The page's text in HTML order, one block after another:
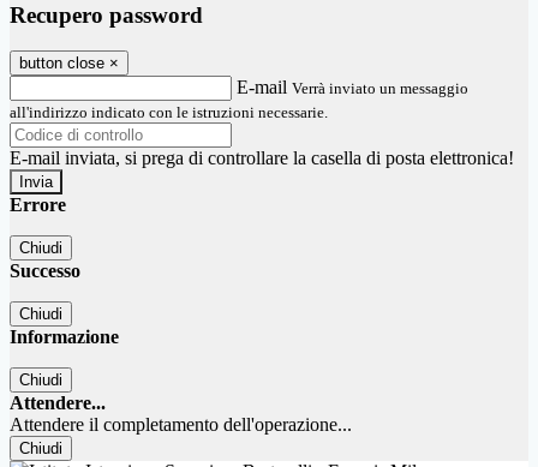
Recupero password
button close ×
E-mail Verrà inviato un messaggio
all'indirizzo indicato con le istruzioni necessarie.
E-mail inviata, si prega di controllare la casella di posta elettronica!
Errore
Chiudi
Successo
Chiudi
Informazione
Chiudi
Attendere...
Attendere il completamento dell'operazione...
Chiudi